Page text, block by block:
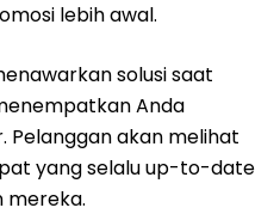
lebih awal.
solusi saat
Anda
Pelanggan akan melihat
yang selalu up-to-date
mereka.